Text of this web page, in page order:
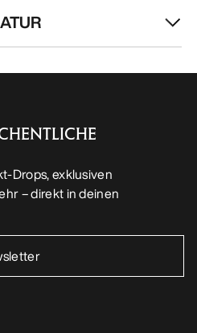
Drops, exklusiven
– direkt in deinen